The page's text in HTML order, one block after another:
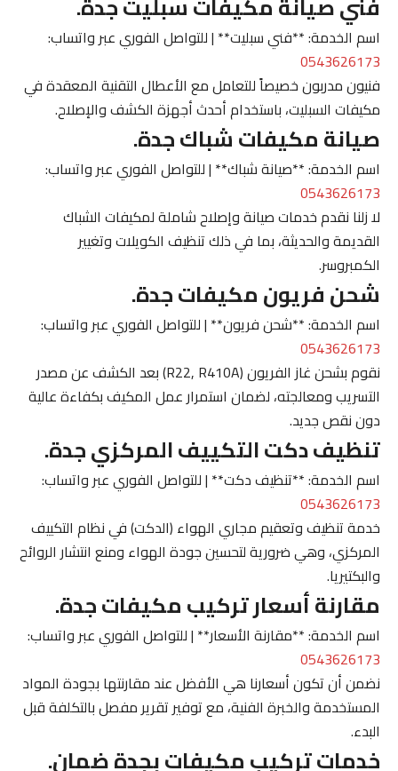
اسم الخدمة: **فني سبليت** | للتواصل الفوري عبر واتساب:
0543626173
فنيون مدربون خصيصاً للتعامل مع الأعطال التقنية المعقدة في
مكيفات السبليت، باستخدام أحدث أجهزة الكشف والإصلاح.
صيانة مكيفات شباك جدة.
اسم الخدمة: **صيانة شباك** | للتواصل الفوري عبر واتساب:
0543626173
لا زلنا نقدم خدمات صيانة وإصلاح شاملة لمكيفات الشباك
القديمة والحديثة، بما في ذلك تنظيف الكويلات وتغيير
الكمبروسر.
شحن فريون مكيفات جدة.
اسم الخدمة: **شحن فريون** | للتواصل الفوري عبر واتساب:
0543626173
نقوم بشحن غاز الفريون (R22, R410A) بعد الكشف عن مصدر
التسريب ومعالجته، لضمان استمرار عمل المكيف بكفاءة عالية
دون نقص جديد.
تنظيف دكت التكييف المركزي جدة.
اسم الخدمة: **تنظيف دكت** | للتواصل الفوري عبر واتساب:
0543626173
خدمة تنظيف وتعقيم مجاري الهواء (الدكت) في نظام التكييف
المركزي، وهي ضرورية لتحسين جودة الهواء ومنع انتشار الروائح
والبكتيريا.
مقارنة أسعار تركيب مكيفات جدة.
اسم الخدمة: **مقارنة الأسعار** | للتواصل الفوري عبر واتساب:
0543626173
نضمن أن تكون أسعارنا هي الأفضل عند مقارنتها بجودة المواد
المستخدمة والخبرة الفنية، مع توفير تقرير مفصل بالتكلفة قبل
البدء.
خدمات تركيب مكيفات بجدة ضمان.